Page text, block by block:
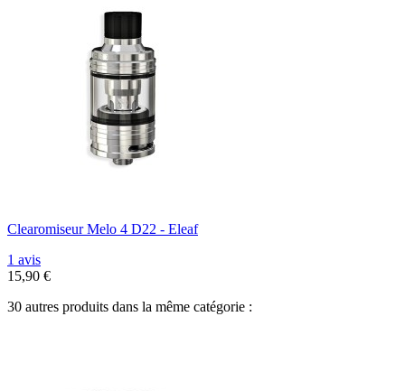
Clearomiseur Melo 4 D22 - Eleaf
1 avis
15,90 €
30 autres produits dans la même catégorie :